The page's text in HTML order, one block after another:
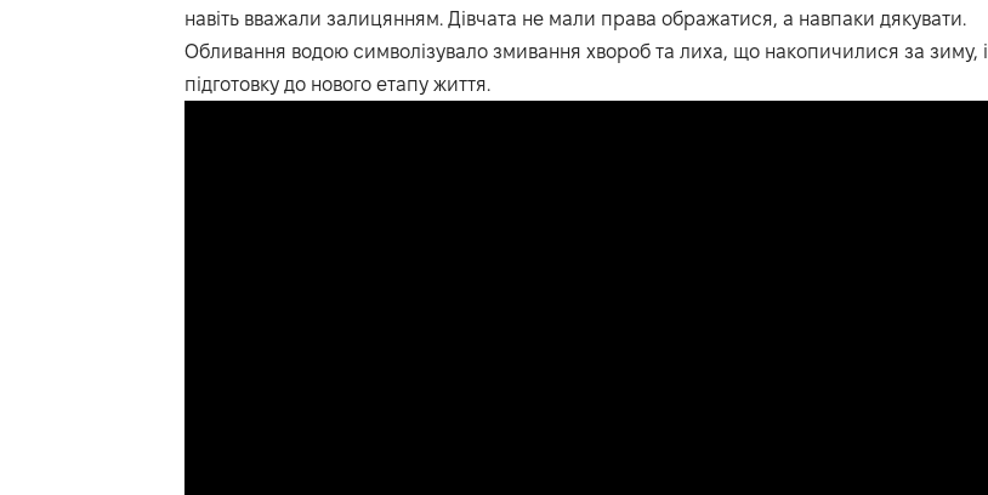
навіть вважали залицянням. Дівчата не мали права ображатися, а навпаки дякувати.
Обливання водою символізувало змивання хвороб та лиха, що накопичилися за зиму, і
підготовку до нового етапу життя.